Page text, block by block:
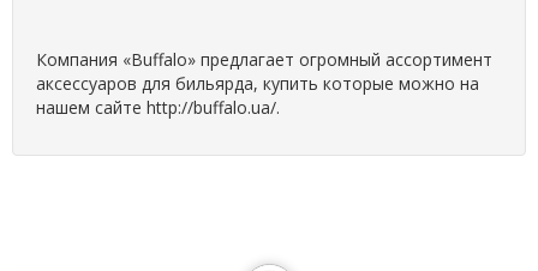
Компания «Buffalo» предлагает огромный ассортимент
аксессуаров для бильярда, купить которые можно на
нашем сайте http://buffalo.ua/.